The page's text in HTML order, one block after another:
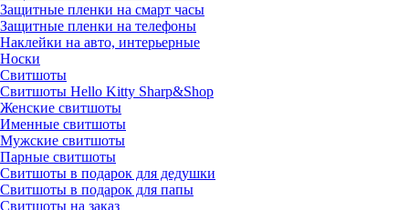
Защитные пленки на смарт часы
Защитные пленки на телефоны
Наклейки на авто, интерьерные
Носки
Свитшоты
Cвитшоты Hello Kitty Sharp&Shop
Женские свитшоты
Именные свитшоты
Мужские свитшоты
Парные свитшоты
Свитшоты в подарок для дедушки
Свитшоты в подарок для папы
Свитшоты на заказ